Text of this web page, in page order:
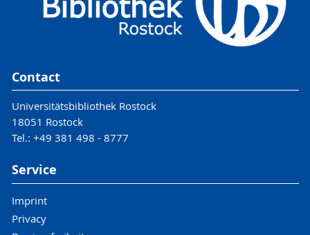
universitaetsarchiv @uni-rostock.de
Fax: +49 381 498-8622
Contact
Universitätsbibliothek Rostock
18051 Rostock
Tel.: +49 381 498 - 8777
Service
Imprint
Privacy